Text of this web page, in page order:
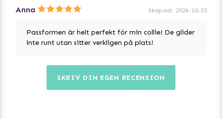
Anna Skapad: 2024-10-30
Passformen är helt perfekt för min collie! De glider
inte runt utan sitter verkligen på plats!
SKRIV DIN EGEN RECENSION